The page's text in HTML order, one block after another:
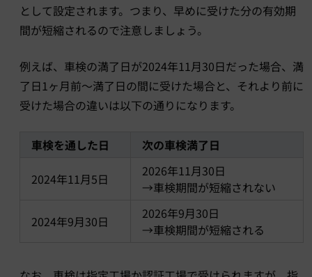
として設定されます。つまり、早めに受けた分の有効期
間が短縮されるので注意しましょう。
例えば、車検の満了日が2024年11月30日だった場合、満
了日1ヶ月前〜満了日の間に受けた場合と、それより前に
受けた場合の違いは以下の通りになります。
車検を通した日 次の車検満了日
2024年11月5日
2026年11月30日
→車検期間が短縮されない
2024年9月30日
2026年9月30日
→車検期間が短縮される